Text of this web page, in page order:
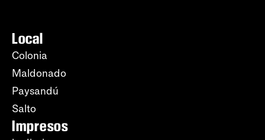
Local
Colonia
Maldonado
Paysandú
Salto
Impresos